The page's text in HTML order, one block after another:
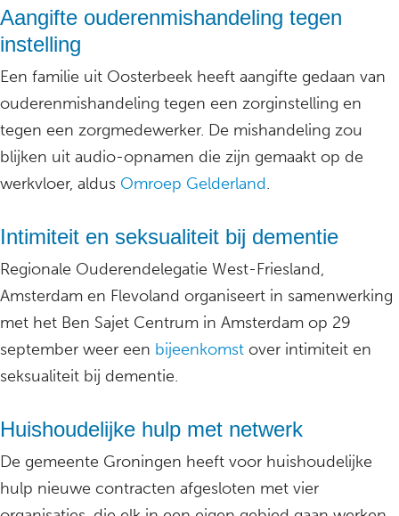
Aangifte ouderenmishandeling tegen
instelling
Een familie uit Oosterbeek heeft aangifte gedaan van
ouderenmishandeling tegen een zorginstelling en
tegen een zorgmedewerker. De mishandeling zou
blijken uit audio-opnamen die zijn gemaakt op de
werkvloer, aldus Omroep Gelderland.
Intimiteit en seksualiteit bij dementie
Regionale Ouderendelegatie West-Friesland,
Amsterdam en Flevoland organiseert in samenwerking
met het Ben Sajet Centrum in Amsterdam op 29
september weer een bijeenkomst over intimiteit en
seksualiteit bij dementie.
Huishoudelijke hulp met netwerk
De gemeente Groningen heeft voor huishoudelijke
hulp nieuwe contracten afgesloten met vier